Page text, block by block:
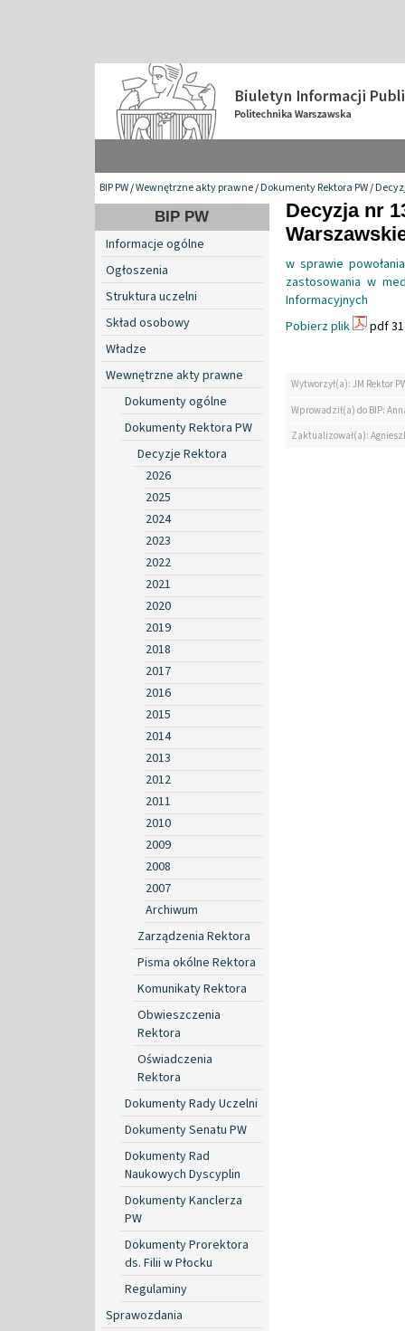
BIP PW/Wewnętrzne akty prawne/Dokumenty Rektora PW/
BIP PW
Informacje ogólne
Ogłoszenia
Struktura uczelni
Skład osobowy
Władze
Wewnętrzne akty prawne
Dokumenty ogólne
Dokumenty Rektora PW
Decyzje Rektora
2026
2025
2024
2023
2022
2021
2020
2019
2018
2017
2016
2015
2014
2013
2012
2011
2010
2009
2008
2007
Archiwum
Zarządzenia Rektora
Pisma okólne Rektora
Komunikaty Rektora
Obwieszczenia
Rektora
Oświadczenia
Rektora
Dokumenty Rady Uczelni
Dokumenty Senatu PW
Dokumenty Rad
Naukowych Dyscyplin
Dokumenty Kanclerza
PW
Dokumenty Prorektora
ds. Filii w Płocku
Regulaminy
Sprawozdania
Decyzja nr
w sprawie
zastosowania w
Informacyjnych
Pobierz plik
pdf
Wytworzył(a): JM Rektor
Wprowadził(a) do BIP:
Zaktualizował(a):